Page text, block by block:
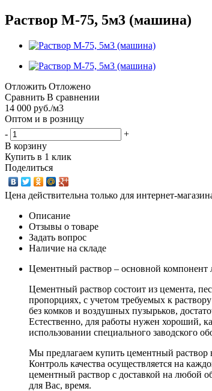
Раствор М-75, 5м3 (машина)
Отложить Отложено
Сравнить В сравнении
14 000 руб./м3
Оптом и в розницу
-
+
В корзину
Купить в 1 клик
Поделиться
Цена действительна только для интернет-
Описание
Отзывы о товаре
Задать вопрос
Наличие на складе
Цементный раствор – основной компонент
Цементный раствор состоит из цемента,
пропорциях, с учетом требуемых к
без комков и воздушных пузырьков,
Естественно, для работы нужен хороший,
использовании специального заводского
Мы предлагаем купить цементный раствор
Контроль качества осуществляется на
цементный раствор с доставкой на любой
для Вас, время.